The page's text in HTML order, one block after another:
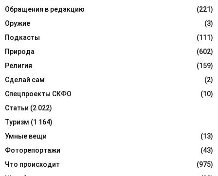
Обращения в редакцию
(221)
Оружие
(3)
Подкасты
(111)
Природа
(602)
Религия
(159)
Сделай сам
(2)
Спецпроекты СКФО
(10)
Статьи (2 022)
Туризм (1 164)
Умные вещи
(13)
Фоторепортажи
(43)
Что происходит
(975)